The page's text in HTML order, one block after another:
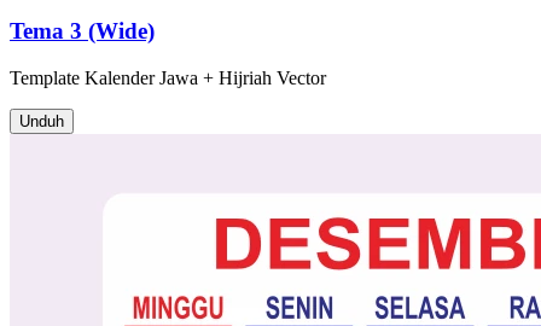
Tema 3 (Wide)
Template Kalender Jawa + Hijriah Vector
Unduh